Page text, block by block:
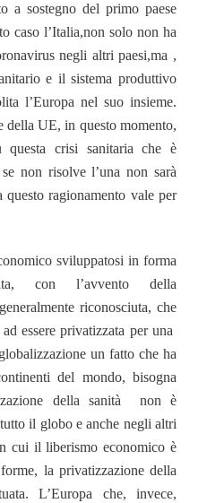
a sostegno del primo paese
caso l’Italia,non solo non ha
negli altri paesi,ma ,
e il sistema produttivo
l’Europa nel suo insieme.
della UE, in questo momento,
crisi sanitaria che è
non risolve l’una non sarà
questo ragionamento vale per
sviluppatosi in forma
con l’avvento della
riconosciuta, che
essere privatizzata per una
un fatto che ha
del mondo, bisogna
della sanità non è
il globo e anche negli altri
cui il liberismo economico è
la privatizzazione della
L’Europa che, invece,